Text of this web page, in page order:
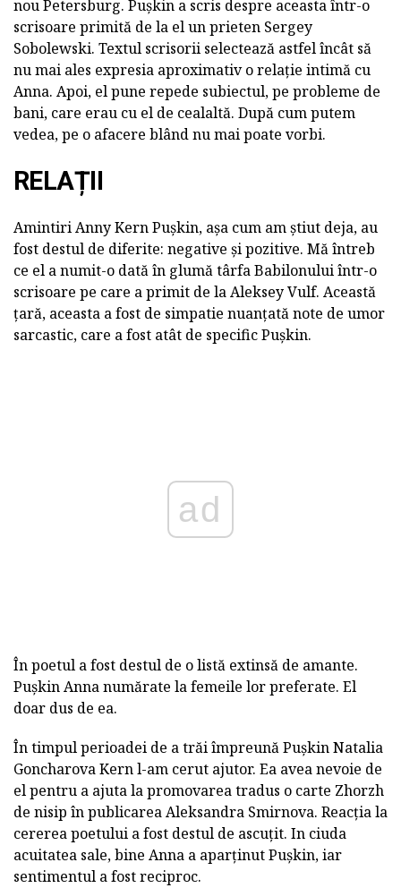
nou Petersburg. Pușkin a scris despre aceasta într-o
scrisoare primită de la el un prieten Sergey
Sobolewski. Textul scrisorii selectează astfel încât să
nu mai ales expresia aproximativ o relație intimă cu
Anna. Apoi, el pune repede subiectul, pe probleme de
bani, care erau cu el de cealaltă. După cum putem
vedea, pe o afacere blând nu mai poate vorbi.
RELAȚII
Amintiri Anny Kern Pușkin, așa cum am știut deja, au
fost destul de diferite: negative și pozitive. Mă întreb
ce el a numit-o dată în glumă târfa Babilonului într-o
scrisoare pe care a primit de la Aleksey Vulf. Această
țară, aceasta a fost de simpatie nuanțată note de umor
sarcastic, care a fost atât de specific Pușkin.
ad
În poetul a fost destul de o listă extinsă de amante.
Pușkin Anna numărate la femeile lor preferate. El
doar dus de ea.
În timpul perioadei de a trăi împreună Pușkin Natalia
Goncharova Kern l-am cerut ajutor. Ea avea nevoie de
el pentru a ajuta la promovarea tradus o carte Zhorzh
de nisip în publicarea Aleksandra Smirnova. Reacția la
cererea poetului a fost destul de ascuțit. In ciuda
acuitatea sale, bine Anna a aparținut Pușkin, iar
sentimentul a fost reciproc.